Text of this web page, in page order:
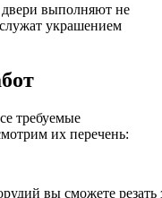
двери выполняют не
украшением
требуемые
их перечень:
вы сможете резать